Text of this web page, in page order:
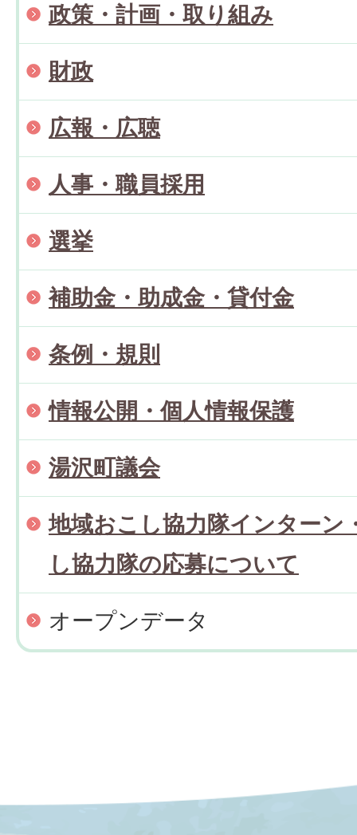
政策・計画・取り組み
財政
広報・広聴
人事・職員採用
選挙
補助金・助成金・貸付金
条例・規則
情報公開・個人情報保護
湯沢町議会
地域おこし協力隊インターン
し協力隊の応募について
オープンデータ